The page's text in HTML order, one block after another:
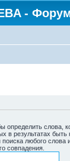
-
определить слова,
в результатах
поиска любого слова
совпадения.